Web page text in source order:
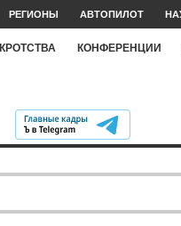
РЕГИОНЫ АВТОПИЛОТ
КОНФЕРЕНЦИИ